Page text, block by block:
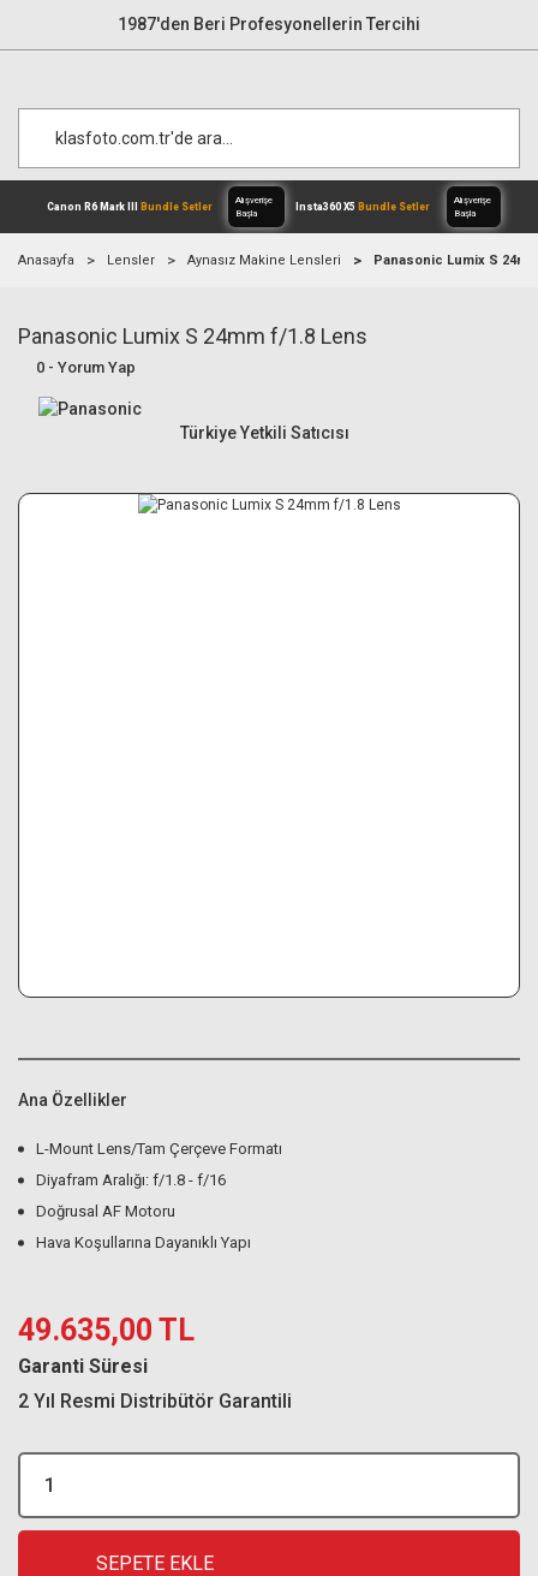
1987'den Beri Profesyonellerin Tercihi
Canon R6 Mark III Bundle Setler
Anasayfa Lensler Aynasız Makine Lensleri Panasonic Lumix S
Panasonic Lumix S 24mm f/1.8 Lens
0 - Yorum Yap
Türkiye Yetkili Satıcısı
Ana Özellikler
L-Mount Lens/Tam Çerçeve Formatı
Diyafram Aralığı: f/1.8 - f/16
Doğrusal AF Motoru
Hava Koşullarına Dayanıklı Yapı
49.635,00 TL
Garanti Süresi
2 Yıl Resmi Distribütör Garantili
SEPETE EKLE